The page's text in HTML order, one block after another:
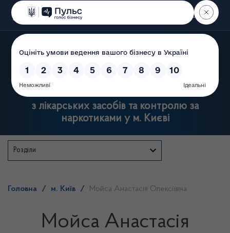
Пошук
з лікарських засобів та контролю за
наркотиками у м. Києві
Розділи
Головна / м. Київ / Мойса Анастасія Олексіївна
Мойса Анастасія